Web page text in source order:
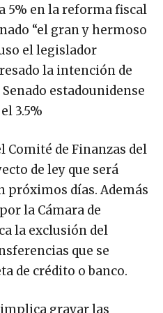
5% en la reforma fiscal
“el gran y hermoso
el legislador
la intención de
estadounidense
3.5%
Comité de Finanzas del
de ley que será
próximos días. Además
la Cámara de
la exclusión del
que se
de crédito o banco.
gravar las